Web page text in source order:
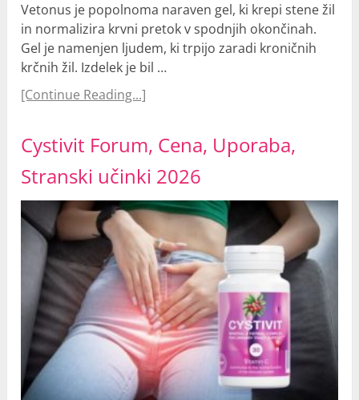
Vetonus je popolnoma naraven gel, ki krepi stene žil
in normalizira krvni pretok v spodnjih okončinah.
Gel je namenjen ljudem, ki trpijo zaradi kroničnih
krčnih žil. Izdelek je bil …
[Continue Reading...]
Cystivit Forum, Cena, Uporaba,
Stranski učinki 2026